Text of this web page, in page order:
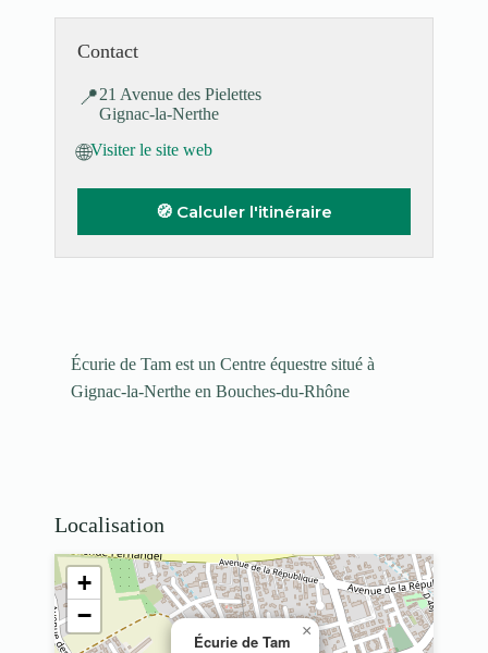
Écurie de Tam est un Centre équestre situé à
Gignac-la-Nerthe en Bouches-du-Rhône
Contact
📍21 Avenue des Pielettes
Gignac-la-Nerthe
🌐Visiter le site web
🧭 Calculer l'itinéraire
Localisation
Écurie de Tam
×
+
−